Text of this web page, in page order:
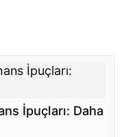
İpuçları: Daha